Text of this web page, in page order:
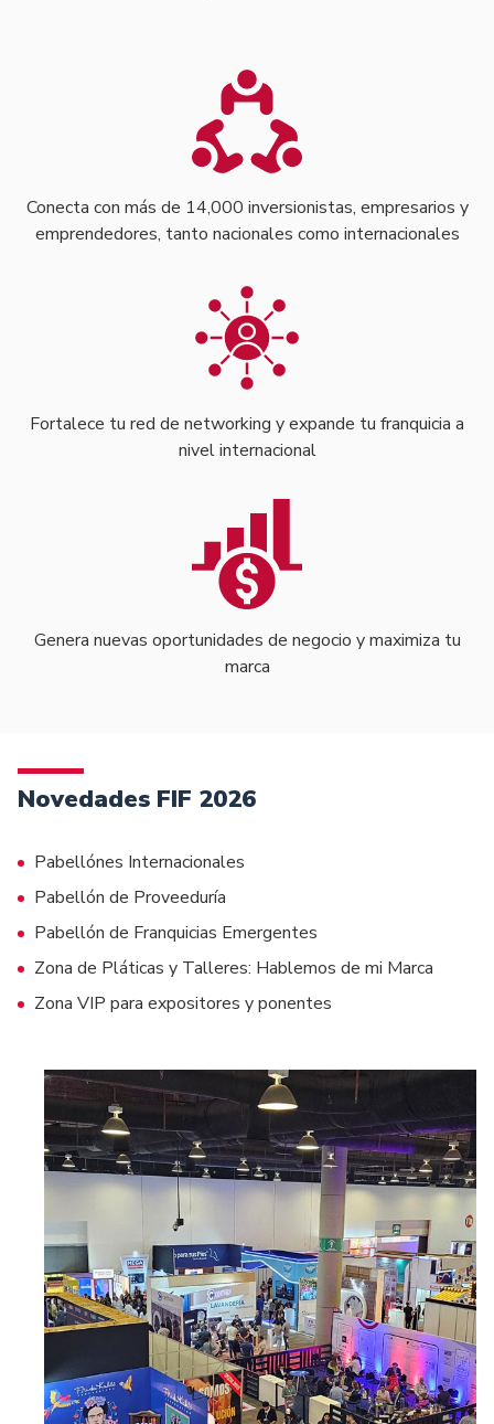
Conecta con más de 14,000 inversionistas, empresarios y
emprendedores, tanto nacionales como internacionales
Fortalece tu red de networking y expande tu franquicia a
nivel internacional
Genera nuevas oportunidades de negocio y maximiza tu
marca
Novedades FIF 2026
Pabellónes Internacionales
Pabellón de Proveeduría
Pabellón de Franquicias Emergentes
Zona de Pláticas y Talleres: Hablemos de mi Marca
Zona VIP para expositores y ponentes